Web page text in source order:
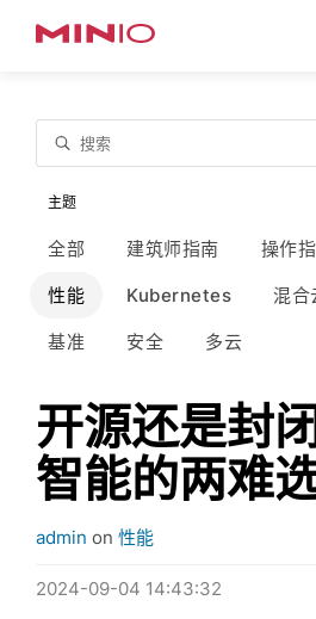
搜索
主题
全部 建筑师指南 操作
性能 Kubernetes 混合
基准 安全 多云
开源还是封
智能的两难
admin on 性能
2024-09-04 14:43:32